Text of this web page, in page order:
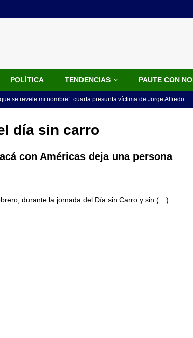
POLÍTICA TENDENCIAS PAUTE CON
se revele mi nombre”: cuarta presunta víctima de Jorge Alfredo
acusó a hombre que habría intentado encubrir el asesinato
accidente de tránsito JUDICIALES
Vargas
examen toxicológico a exdirectora del Dapre Angie Rodríguez
día sin carro
con Américas deja una persona
durante la jornada del Día sin Carro y sin (…)